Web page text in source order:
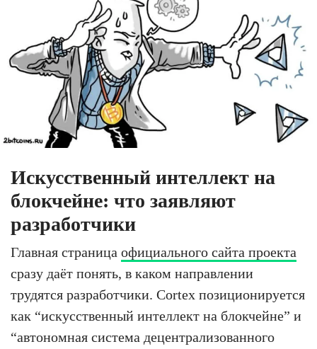
Искусственный интеллект на
блокчейне: что заявляют
разработчики
Главная страница официального сайта проекта
сразу даёт понять, в каком направлении
трудятся разработчики. Cortex позиционируется
как “искусственный интеллект на блокчейне” и
“автономная система децентрализованного